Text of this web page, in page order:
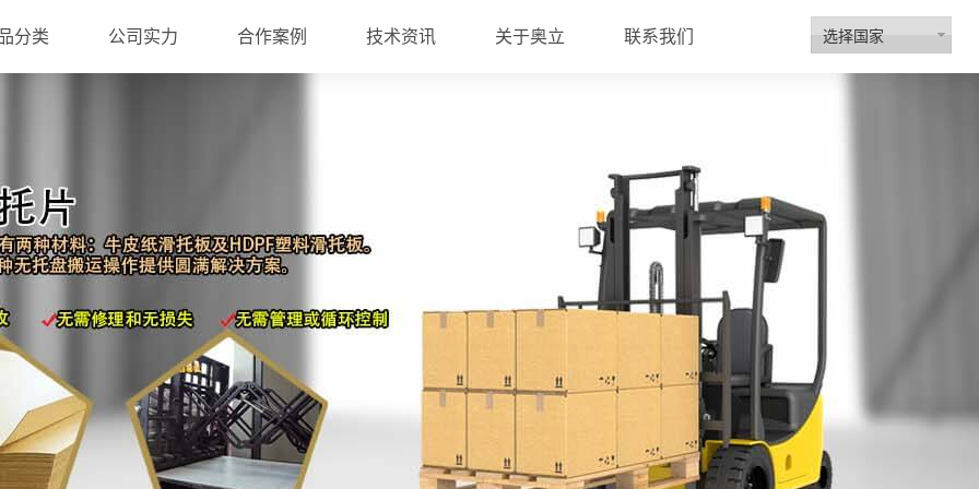
选择国家
分类 公司实力 合作案例 技术资讯 关于奥立 联系我们